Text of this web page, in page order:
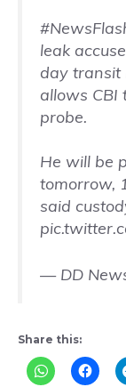
leak
day transit
allows CBI
probe.
He will be
tomorrow,
said
— DD
Share this: